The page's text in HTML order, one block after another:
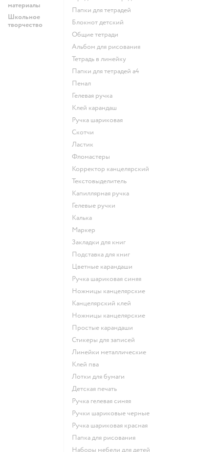
материалы
Школьное
творчество
Папки для тетрадей
Блокнот детский
Общие тетради
Альбом для рисования
Тетрадь в линейку
Папки для тетрадей а4
Пенал
Гелевая ручка
Клей карандаш
Ручка шариковая
Скотчи
Ластик
Фломастеры
Корректор канцелярский
Текстовыделитель
Капиллярная ручка
Гелевые ручки
Калька
Маркер
Закладки для книг
Подставка для книг
Цветные карандаши
Ручка шариковая синяя
Ножницы канцелярские
Канцелярский клей
Ножницы канцелярские
Простые карандаши
Стикеры для записей
Линейки металлические
Клей пва
Лотки для бумаги
Детская печать
Ручка гелевая синяя
Ручки шариковые черные
Ручка шариковая красная
Папка для рисования
Наборы мебели для детей